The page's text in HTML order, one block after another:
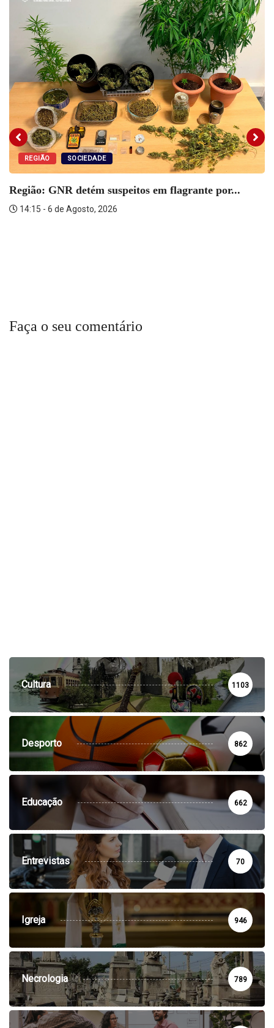
REGIÃO SOCIEDADE
Região: GNR detém suspeitos em flagrante por...
14:15 - 6 de Agosto, 2026
Faça o seu comentário
Cultura 1103
Desporto 862
Educação 662
Entrevistas 70
Igreja 946
Necrologia 789